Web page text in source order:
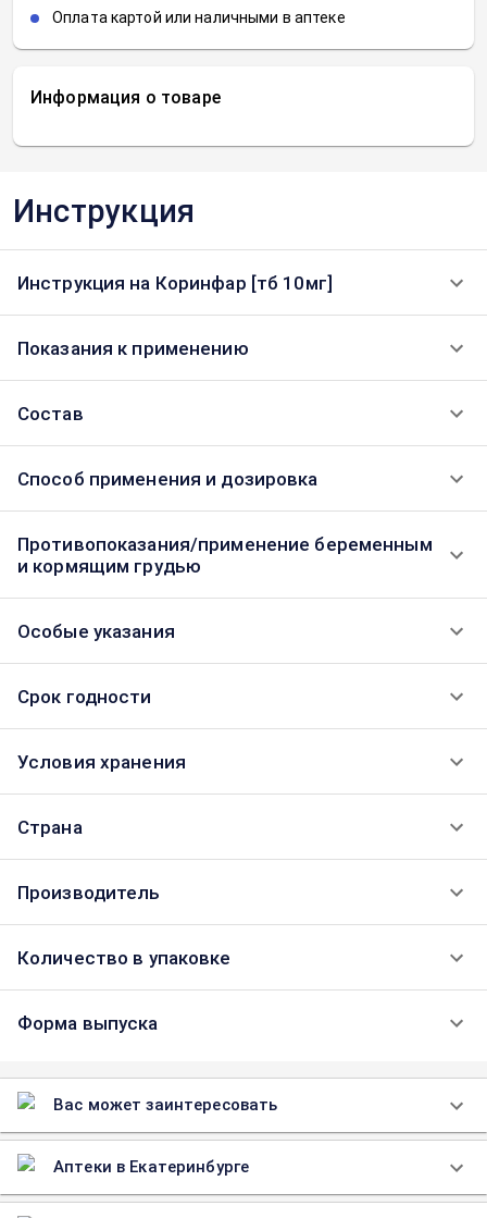
Информация о товаре
Оплата картой или наличными в аптеке
Инструкция
Инструкция на Коринфар [тб 10мг]
Показания к применению
Состав
Способ применения и дозировка
Противопоказания/применение беременным
и кормящим грудью
Особые указания
Срок годности
Условия хранения
Страна
Производитель
Количество в упаковке
Форма выпуска
Вас может заинтересовать
Аптеки в Екатеринбурге